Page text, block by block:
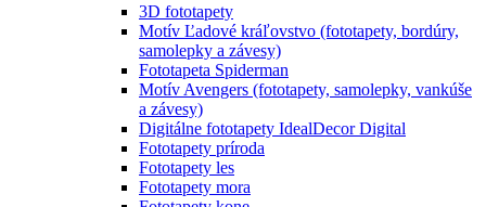
3D fototapety
Motív Ľadové kráľovstvo (fototapety, bordúry,
samolepky a závesy)
Fototapeta Spiderman
Motív Avengers (fototapety, samolepky, vankúše
a závesy)
Digitálne fototapety IdealDecor Digital
Fototapety príroda
Fototapety les
Fototapety mora